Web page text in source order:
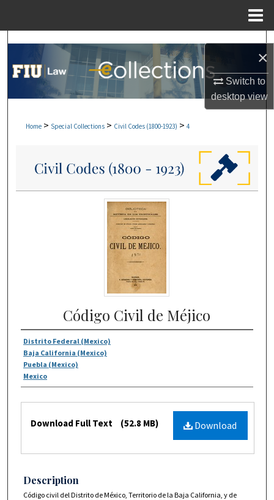
×
Switch to
desktopview
Search
Browse Collections
Digital Commons Network™
Home > Special Collections > Civil Codes (1800-1923) > 4
Código Civil de Méjico
Distrito Federal (Mexico)
Baja California (Mexico)
Puebla (Mexico)
Mexico
Download
Download Full Text (52.8 MB)
Description
Código civil del Distrito de México, Territorio de la Baja California, y de